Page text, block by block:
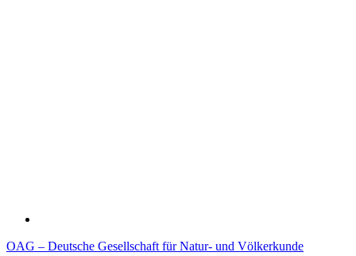
OAG – Deutsche Gesellschaft für Natur- und Völkerkunde